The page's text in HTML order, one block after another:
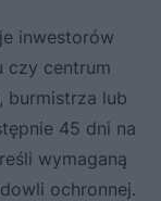
inwestorów
czy centrum
burmistrza lub
45 dni na
wymaganą
ochronnej.